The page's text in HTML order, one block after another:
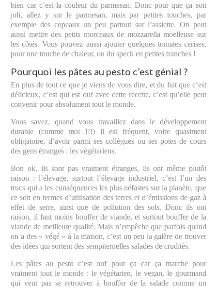
bien car c’est la couleur du parmesan. Donc pour que ça soit
joli, allez y sur le parmesan, mais par petites touches, par
exemple des copeaux un peu partout sur l’assiette. On peut
aussi mettre des petits morceaux de mozzarella moelleuse sur
les côtés. Vous pouvez aussi ajouter quelques tomates cerises,
pour une touche de chaleur, ou du speck en petites tranches !
Pourquoi les pâtes au pesto c’est génial ?
En plus de tout ce que je viens de vous dire, et du fait que c’est
délicieux, c’est qui est ouf avec cette recette, c’est qu’elle peut
convenir pour absolument tout le monde.
Vous savez, quand vous travaillez dans le développement
durable (comme moi !!!) il est fréquent, voire quasiment
obligatoire, d’avoir parmi ses collègues ou ses potes de cours
des gens étranges : les végétariens.
Bon ok, ils sont pas vraiment étranges, ils ont même plutôt
raison : l’élevage, surtout l’élevage industriel, c’est l’un des
trucs qui a les conséquences les plus néfastes sur la planète, que
ce soit en termes d’utilisation des terres et d’émissions de gaz à
effet de serre, ainsi que de pollution des sols. Donc ils ont
raison, il faut moins bouffer de viande, et surtout bouffer de la
viande de meilleure qualité. Mais n’empêche que parfois quand
on a des « végé » à la maison, c’est un peu la galère de trouver
des idées qui sortent des sempiternelles salades de crudités.
Les pâtes au pesto c’est ouf pour ça car ça marche pour
vraiment tout le monde : le végétarien, le vegan, le gourmand
qui veut pas se retrouver à bouffer de la salade comme un